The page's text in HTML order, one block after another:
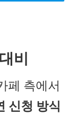
비
페 측에서
신청 방식